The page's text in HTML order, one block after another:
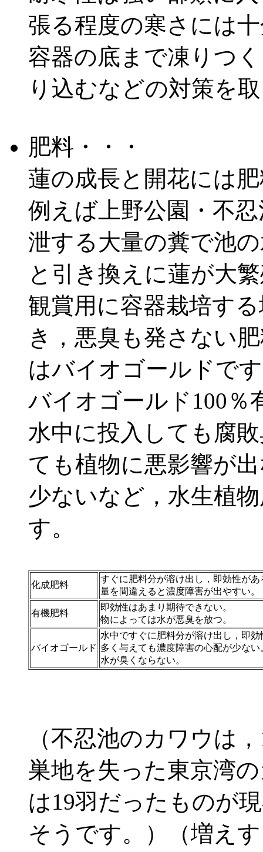
張る程度の寒さには
容器の底まで凍りつ
り込むなどの対策を
肥料・・・
蓮の成長と開花には
例えば上野公園・不
泄する大量の糞で池
と引き換えに蓮が大
観賞用に容器栽培す
き，悪臭も発さない
はバイオゴールドで
バイオゴールド100％
水中に投入しても腐
ても植物に悪影響が
少ないなど，水生植
す。
化成肥料
すぐに肥料分が溶け出し，即効性があ
量を間違えると濃度障害が出やすい。
有機肥料
即効性はあまり期待できない。
物によっては水が悪臭を放つ。
バイオゴールド
水中ですぐに肥料分が溶け出し，即効
多く与えても濃度障害の心配が少ない
水が臭くならない。
（不忍池のカワウは
巣地を失った東京湾
は19羽だったものが
そうです。）（増え